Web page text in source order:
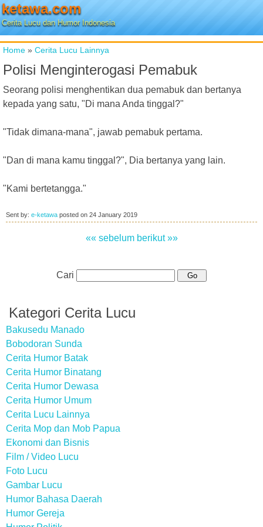
ketawa.com
Cerita Lucu dan Humor Indonesia
Home » Cerita Lucu Lainnya
Polisi Menginterogasi Pemabuk
Seorang polisi menghentikan dua pemabuk dan bertanya
kepada yang satu, "Di mana Anda tinggal?"
"Tidak dimana-mana", jawab pemabuk pertama.
"Dan di mana kamu tinggal?", Dia bertanya yang lain.
"Kami bertetangga."
Sent by: e-ketawa posted on 24 January 2019
«« sebelum berikut »»
Cari
Kategori Cerita Lucu
Bakusedu Manado
Bobodoran Sunda
Cerita Humor Batak
Cerita Humor Binatang
Cerita Humor Dewasa
Cerita Humor Umum
Cerita Lucu Lainnya
Cerita Mop dan Mob Papua
Ekonomi dan Bisnis
Film / Video Lucu
Foto Lucu
Gambar Lucu
Humor Bahasa Daerah
Humor Gereja